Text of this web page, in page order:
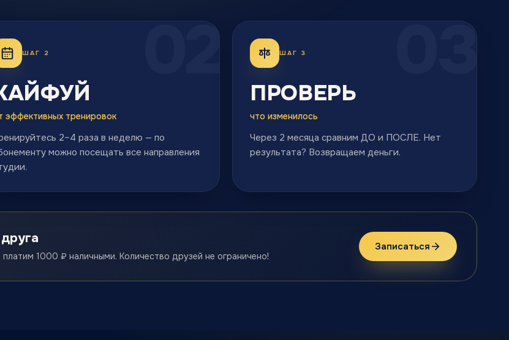
02
ШАГ 2
эффективных тренировок
2–4 раза в неделю — по
можно посещать все направления
03
ШАГ 3
ПРОВЕРЬ
что изменилось
Через 2 месяца сравним ДО и ПОСЛЕ. Нет
результата? Возвращаем деньги.
1000 ₽ наличными. Количество друзей не ограничено!
Записаться